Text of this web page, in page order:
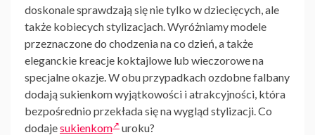
doskonale sprawdzają się nie tylko w dziecięcych, ale
także kobiecych stylizacjach. Wyróżniamy modele
przeznaczone do chodzenia na co dzień, a także
eleganckie kreacje koktajlowe lub wieczorowe na
specjalne okazje. W obu przypadkach ozdobne falbany
dodają sukienkom wyjątkowości i atrakcyjności, która
bezpośrednio przekłada się na wygląd stylizacji. Co
dodajesukienkom uroku?